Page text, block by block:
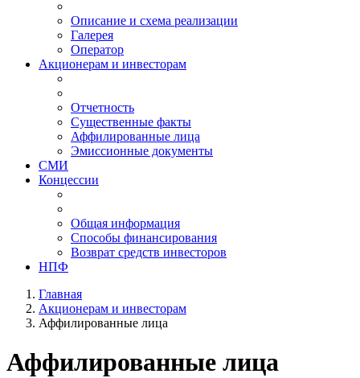
Описание и схема реализации
Галерея
Оператор
Акционерам и инвесторам
Отчетность
Существенные факты
Аффилированные лица
Эмиссионные документы
СМИ
Концессии
Общая информация
Способы финансирования
Возврат средств инвесторов
НПФ
Главная
Акционерам и инвесторам
Аффилированные лица
Аффилированные лица